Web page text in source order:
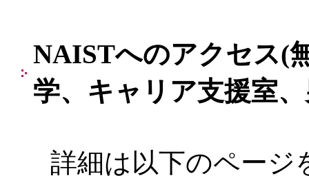
NAISTへのアクセス(
学、キャリア支援室
詳細は以下のページ